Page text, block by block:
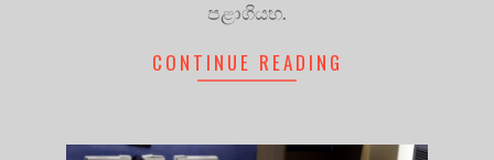
පළාගියහ.
CONTINUE READING